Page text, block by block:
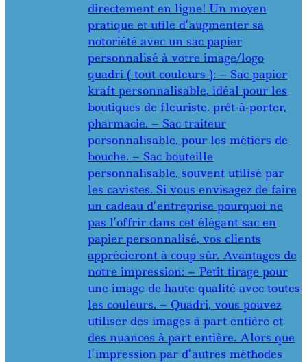
directement en ligne! Un moyen
pratique et utile d’augmenter sa
notoriété avec un sac papier
personnalisé à votre image/logo
quadri ( tout couleurs ): – Sac papier
kraft personnalisable, idéal pour les
boutiques de fleuriste, prêt-à-porter,
pharmacie. – Sac traiteur
personnalisable, pour les métiers de
bouche. – Sac bouteille
personnalisable, souvent utilisé par
les cavistes. Si vous envisagez de faire
un cadeau d’entreprise pourquoi ne
pas l’offrir dans cet élégant sac en
papier personnalisé, vos clients
apprécieront à coup sûr. Avantages de
notre impression: – Petit tirage pour
une image de haute qualité avec toutes
les couleurs. – Quadri, vous pouvez
utiliser des images à part entière et
des nuances à part entière. Alors que
l’impression par d’autres méthodes